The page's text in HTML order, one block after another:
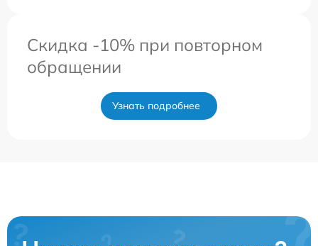
Скидка -10% при повторном
обращении
Узнать подробнее